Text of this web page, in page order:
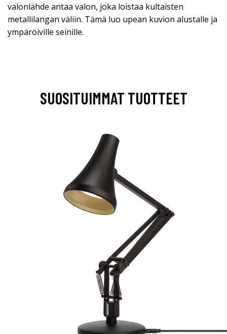
valonlähde antaa valon, joka loistaa kultaisten
metallilangan väliin. Tämä luo upean kuvion alustalle ja
ympäröiville seinille.
SUOSITUIMMAT TUOTTEET